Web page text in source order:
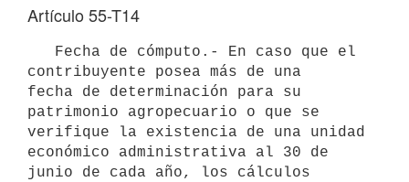
Artículo 55-T14
contribuyente posea más de una
fecha de determinación para su
patrimonio agropecuario o que se
verifique la existencia de una unidad
económico administrativa al 30 de
junio de cada año, los cálculos